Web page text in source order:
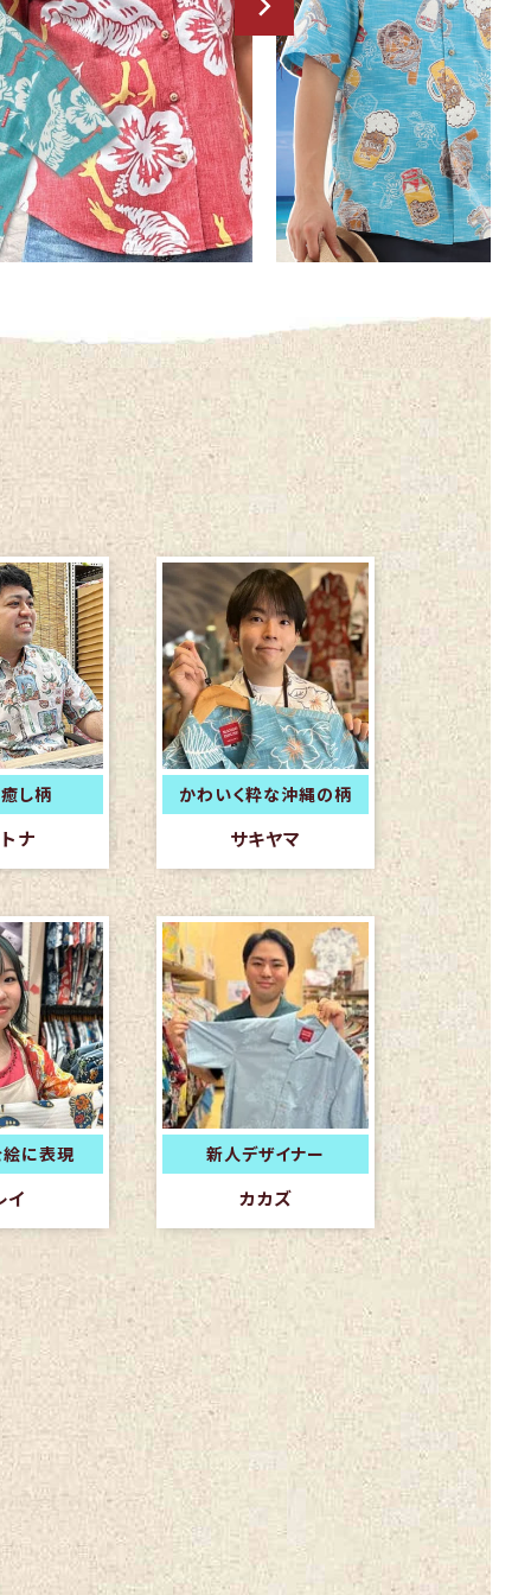
し柄
ナ
かわいく粋な沖縄の柄
サキヤマ
絵に表現
イ
新人デザイナー
カカズ